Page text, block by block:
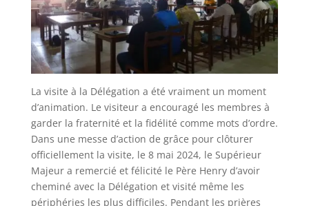
La visite à la Délégation a été vraiment un moment
d’animation. Le visiteur a encouragé les membres à
garder la fraternité et la fidélité comme mots d’ordre.
Dans une messe d’action de grâce pour clôturer
officiellement la visite, le 8 mai 2024, le Supérieur
Majeur a remercié et félicité le Père Henry d’avoir
cheminé avec la Délégation et visité même les
périphéries les plus difficiles. Pendant les prières